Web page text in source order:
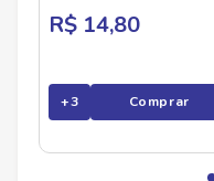
R$ 14,80
+3 Comprar